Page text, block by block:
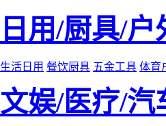
日用/厨具/户
生活日用 餐饮厨具 五金工具 体育
文娱/医疗/汽